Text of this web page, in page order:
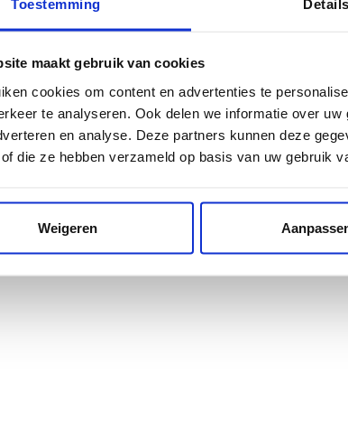
Toestemming Details
maakt gebruik van cookies
cookies om content en advertenties te
te analyseren. Ook delen we informatie over
en analyse. Deze partners kunnen deze
die ze hebben verzameld op basis van uw gebruik
Weigeren
17 :00 and one hour before the start
of a show
and conditions Realised with love byProjectie